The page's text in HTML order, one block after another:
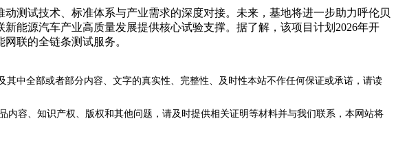
试技术、标准体系与产业需求的深度对接。未来，基地将进一步助力呼伦贝
能源汽车产业高质量发展提供核心试验支撑。据了解，该项目计划2026年开
联的全链条测试服务。
中全部或者部分内容、文字的真实性、完整性、及时性本站不作任何保证或承诺，请读
容、知识产权、版权和其他问题，请及时提供相关证明等材料并与我们联系，本网站将